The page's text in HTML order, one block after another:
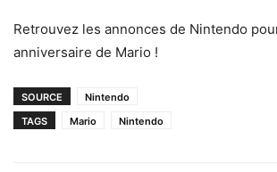
Retrouvez les annonces de Nintendo
anniversaire de Mario !
SOURCE
Nintendo
TAGS
Mario Nintendo